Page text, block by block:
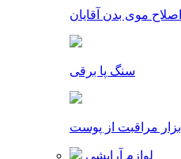
اصلاح موی بدن آقایان
سنگ پا برقی
ابزار مراقبت از پوست
لوازم آرایشی